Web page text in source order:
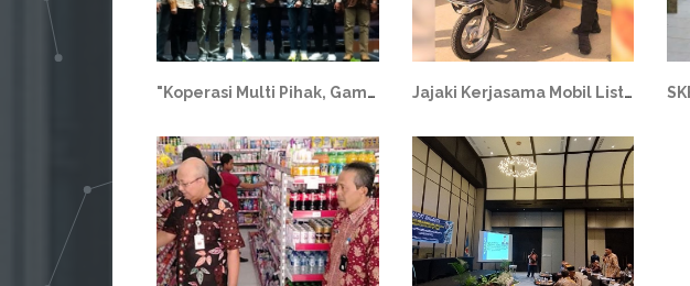
"Koperasi Multi Pihak, Game Changer Pertumbuhan Koperasi Era Digital" Jajaki Kerjasama Mobil Listrik dari Tiongkok